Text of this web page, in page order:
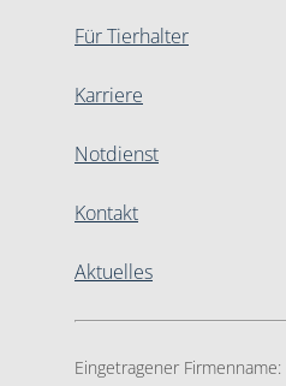
Für Tierhalter
Karriere
Notdienst
Kontakt
Aktuelles
Eingetragener Firmenname: